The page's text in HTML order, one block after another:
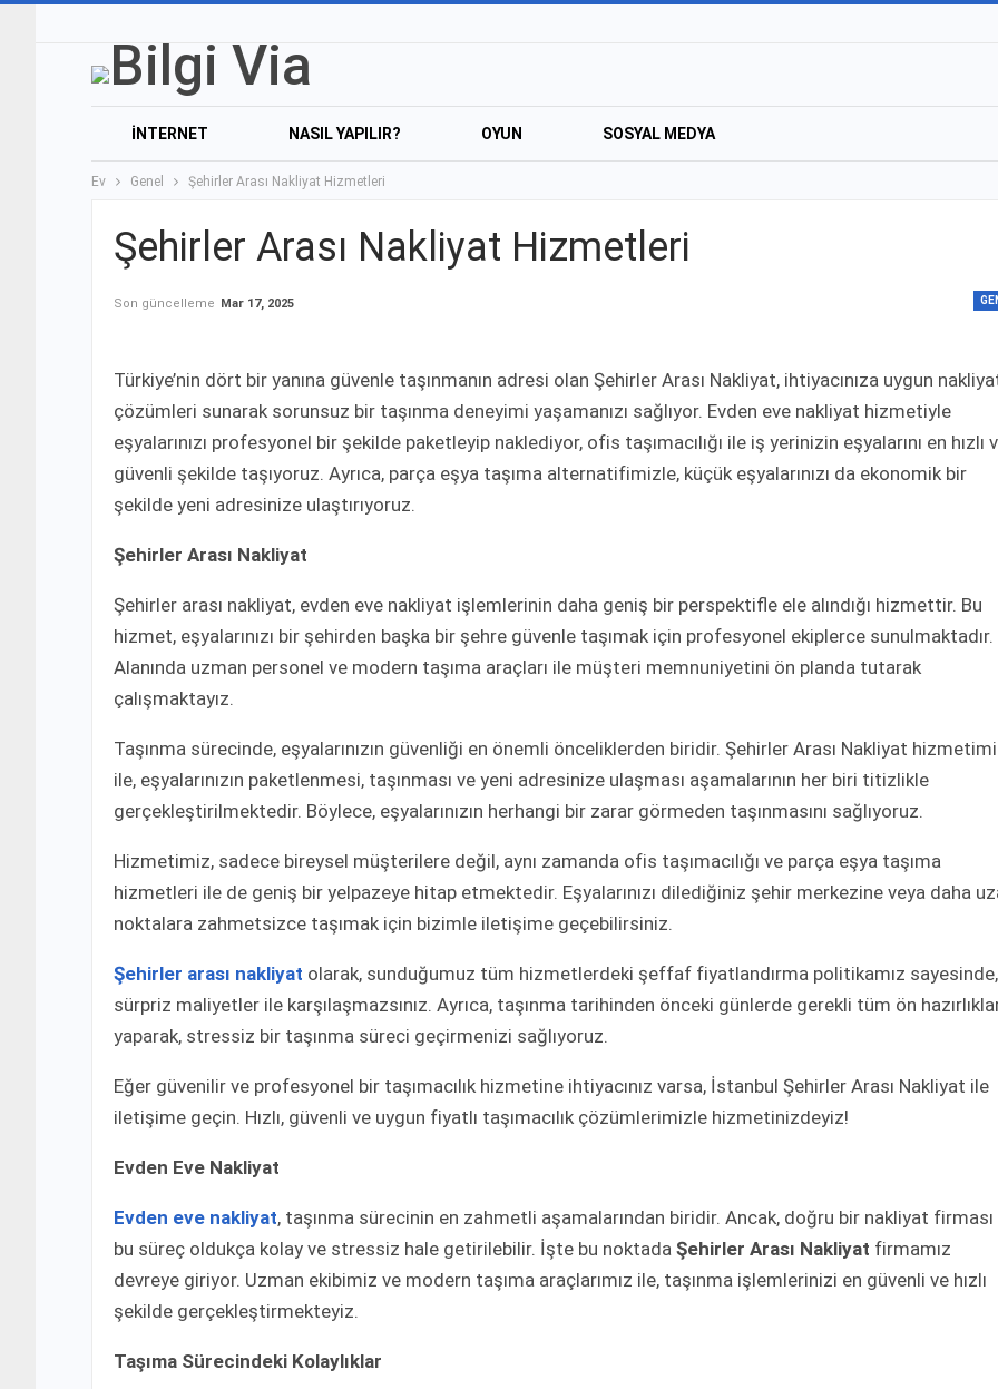
İNTERNET NASIL YAPILIR? OYUN SOSYAL MEDYA
Ev Genel Şehirler Arası Nakliyat Hizmetleri
Şehirler Arası Nakliyat Hizmetleri
Son güncelleme Mar 17, 2025
Türkiye’nin dört bir yanına güvenle taşınmanın adresi olan Şehirler Arası Nakliyat, ihtiyacınıza uygun
çözümleri sunarak sorunsuz bir taşınma deneyimi yaşamanızı sağlıyor. Evden eve nakliyat hizmetiyle
eşyalarınızı profesyonel bir şekilde paketleyip naklediyor, ofis taşımacılığı ile iş yerinizin eşyalarını en hızlı
güvenli şekilde taşıyoruz. Ayrıca, parça eşya taşıma alternatifimizle, küçük eşyalarınızı da ekonomik bir
şekilde yeni adresinize ulaştırıyoruz.
Şehirler Arası Nakliyat
Şehirler arası nakliyat, evden eve nakliyat işlemlerinin daha geniş bir perspektifle ele alındığı hizmettir. Bu
hizmet, eşyalarınızı bir şehirden başka bir şehre güvenle taşımak için profesyonel ekiplerce sunulmaktadır.
Alanında uzman personel ve modern taşıma araçları ile müşteri memnuniyetini ön planda tutarak
çalışmaktayız.
Taşınma sürecinde, eşyalarınızın güvenliği en önemli önceliklerden biridir. Şehirler Arası Nakliyat
ile, eşyalarınızın paketlenmesi, taşınması ve yeni adresinize ulaşması aşamalarının her biri titizlikle
gerçekleştirilmektedir. Böylece, eşyalarınızın herhangi bir zarar görmeden taşınmasını sağlıyoruz.
Hizmetimiz, sadece bireysel müşterilere değil, aynı zamanda ofis taşımacılığı ve parça eşya taşıma
hizmetleri ile de geniş bir yelpazeye hitap etmektedir. Eşyalarınızı dilediğiniz şehir merkezine veya daha
noktalara zahmetsizce taşımak için bizimle iletişime geçebilirsiniz.
Şehirler arası nakliyat olarak, sunduğumuz tüm hizmetlerdeki şeffaf fiyatlandırma politikamız sayesinde,
sürpriz maliyetler ile karşılaşmazsınız. Ayrıca, taşınma tarihinden önceki günlerde gerekli tüm ön
yaparak, stressiz bir taşınma süreci geçirmenizi sağlıyoruz.
Eğer güvenilir ve profesyonel bir taşımacılık hizmetine ihtiyacınız varsa, İstanbul Şehirler Arası Nakliyat ile
iletişime geçin. Hızlı, güvenli ve uygun fiyatlı taşımacılık çözümlerimizle hizmetinizdeyiz!
Evden Eve Nakliyat
Evden eve nakliyat, taşınma sürecinin en zahmetli aşamalarından biridir. Ancak, doğru bir nakliyat firması
bu süreç oldukça kolay ve stressiz hale getirilebilir. İşte bu noktada Şehirler Arası Nakliyat firmamız
devreye giriyor. Uzman ekibimiz ve modern taşıma araçlarımız ile, taşınma işlemlerinizi en güvenli ve hızlı
şekilde gerçekleştirmekteyiz.
Taşıma Sürecindeki Kolaylıklar